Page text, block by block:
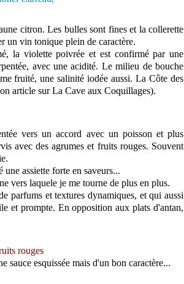
citron. Les bulles sont fines et la collerette
un vin tonique plein de caractère.
la violette poivrée et est confirmé par une
avec une acidité. Le milieu de bouche
fruité, une salinité iodée aussi. La Côte des
article sur La Cave aux Coquillages).
vers un accord avec un poisson et plus
avec des agrumes et fruits rouges. Souvent
assiette forte en saveurs...
vers laquele je me tourne de plus en plus.
parfums et textures dynamiques, et qui aussi
et prompte. En opposition aux plats d'antan,
rouges
sauce esquissée mais d'un bon caractère...